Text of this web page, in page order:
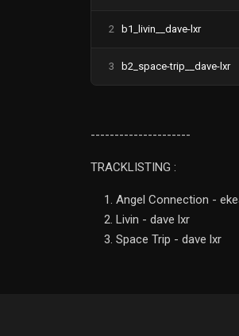
2 b1_livin__dave-lxr
3 b2_space-trip__dave-lxr
---------------------
TRACKLISTING :
Angel Connection -
Livin - dave lxr
Space Trip - dave lxr